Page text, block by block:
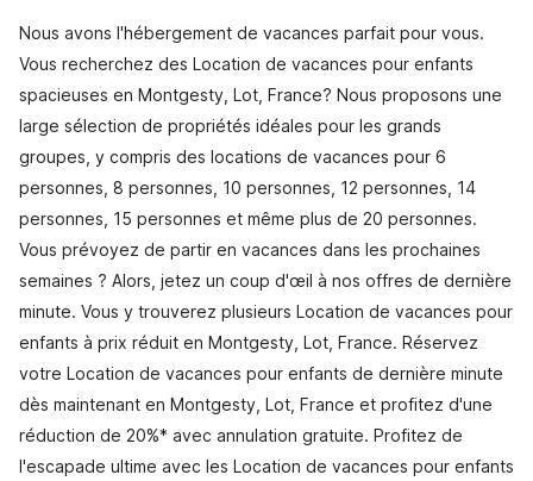
Nous avons l'hébergement de vacances parfait pour vous.
Vous recherchez des Location de vacances pour enfants
spacieuses en Montgesty, Lot, France? Nous proposons une
large sélection de propriétés idéales pour les grands
groupes, y compris des locations de vacances pour 6
personnes, 8 personnes, 10 personnes, 12 personnes, 14
personnes, 15 personnes et même plus de 20 personnes.
Vous prévoyez de partir en vacances dans les prochaines
semaines ? Alors, jetez un coup d'œil à nos offres de dernière
minute. Vous y trouverez plusieurs Location de vacances pour
enfants à prix réduit en Montgesty, Lot, France. Réservez
votre Location de vacances pour enfants de dernière minute
dès maintenant en Montgesty, Lot, France et profitez d'une
réduction de 20%* avec annulation gratuite. Profitez de
l'escapade ultime avec les Location de vacances pour enfants